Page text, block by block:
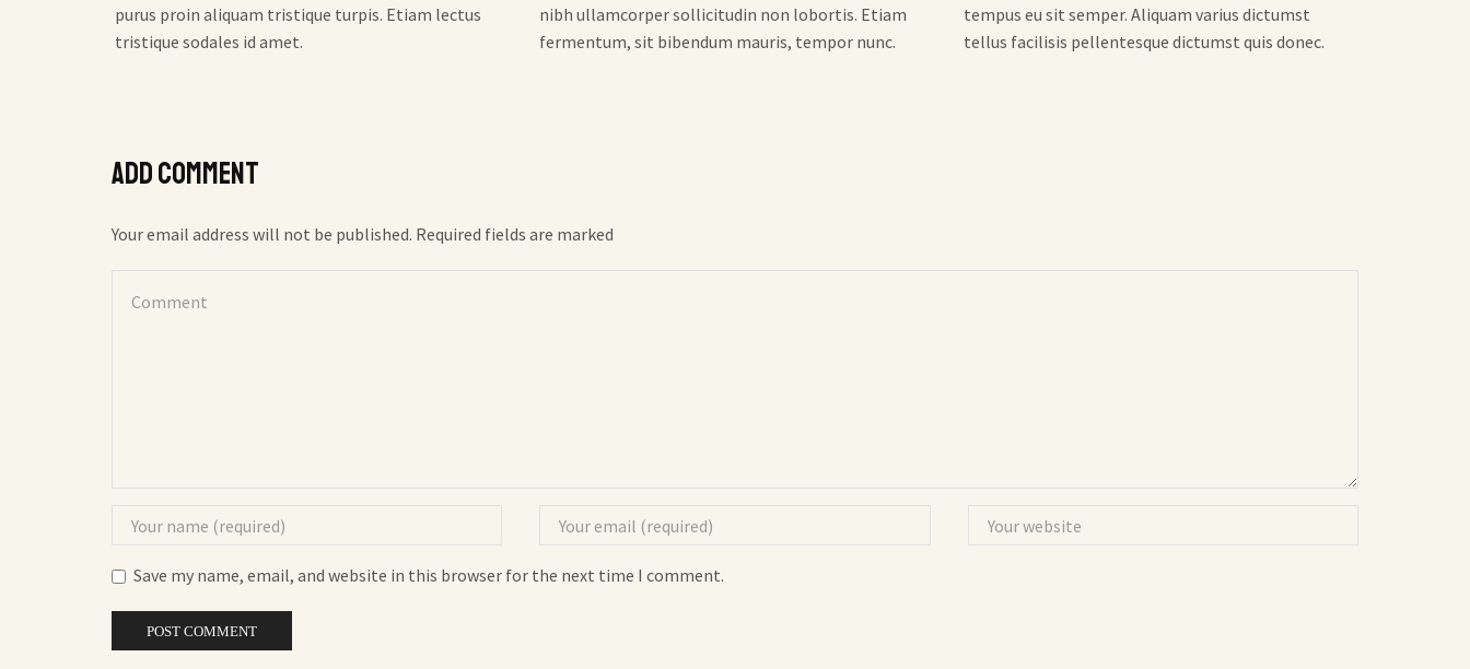
purus proin aliquam tristique turpis. Etiam lectus
tristique sodales id amet.
nibh ullamcorper sollicitudin non lobortis. Etiam
fermentum, sit bibendum mauris, tempor nunc.
tempus eu sit semper. Aliquam varius dictumst
tellus facilisis pellentesque dictumst quis donec.
Add comment
Your email address will not be published. Required fields are marked
Save my name, email, and website in this browser for the next time I comment.